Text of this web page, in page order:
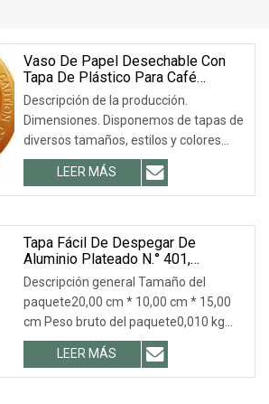
Vaso De Papel Desechable Con
Tapa De Plástico Para Café
Caliente, Plano, Con Orificios En
Forma De Cruz, Tapas PS
Descripción de la producción.
Dimensiones. Disponemos de tapas de
diversos tamaños, estilos y colores
para su referencia. Detalles del
producto: 1. Materiales ecológicos y
saludables. 2. Buen sellado, sin fugas.
LEER MÁS
Tapa Fácil De Despegar De
Aluminio Plateado N.° 401,
Personalizable, Diámetro Interno
De 99 Mm, Para Sellar Latas De
Plástico.
Descripción general Tamaño del
paquete20,00 cm * 10,00 cm * 15,00
cm Peso bruto del paquete0,010 kg
Personalización 401# Tapa de
aluminio plateado fácil de despegar
Diámetro interno de 99 mm para sellar
LEER MÁS